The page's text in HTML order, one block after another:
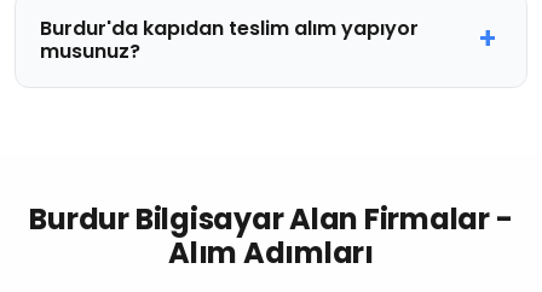
Burdur'da kapıdan teslim alım yapıyor
musunuz?
Burdur Bilgisayar Alan Firmalar -
Alım Adımları